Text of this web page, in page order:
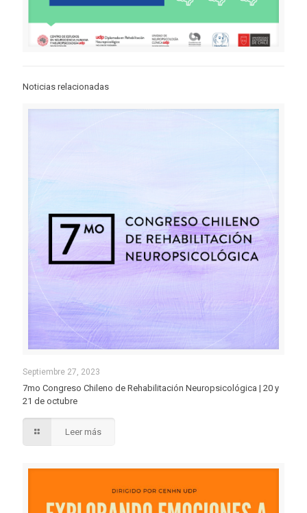
Noticias relacionadas
Septiembre 27, 2023
7mo Congreso Chileno de Rehabilitación Neuropsicológica | 20 y
21 de octubre
Leer más